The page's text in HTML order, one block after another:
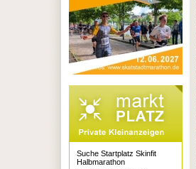
Suche Startplatz Skinfit
Halbmarathon